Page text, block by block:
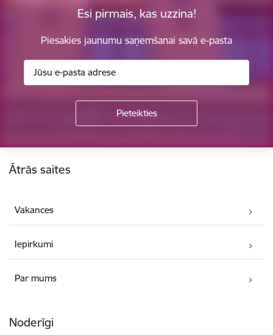
Esi pirmais, kas uzzina!
Piesakies jaunumu saņemšanai savā e-pasta
Ātrās saites
Vakances
Iepirkumi
Par mums
Noderīgi